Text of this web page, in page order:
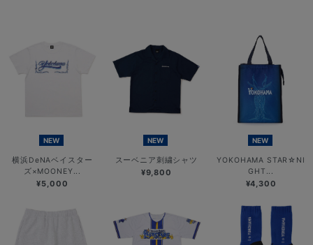
NEW
横浜DeNAベイスター
ズ×MOONEY...
¥5,000
NEW
スーベニア刺繍シャツ
¥9,800
NEW
YOKOHAMA STAR☆NI
GHT...
¥4,300